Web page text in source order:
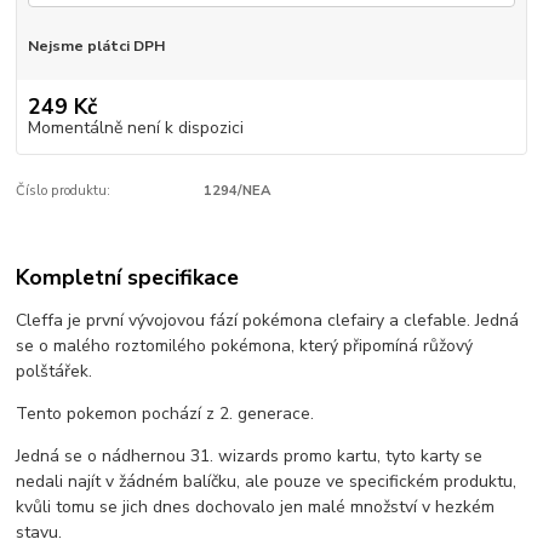
Nejsme plátci DPH
249 Kč
Momentálně není k dispozici
Číslo produktu: 1294/NEA
Kompletní specifikace
Cleffa je první vývojovou fází pokémona clefairy a clefable. Jedná
se o malého roztomilého pokémona, který připomíná růžový
polštářek.
Tento pokemon pochází z 2. generace.
Jedná se o nádhernou 31. wizards promo kartu, tyto karty se
nedali najít v žádném balíčku, ale pouze ve specifickém produktu,
kvůli tomu se jich dnes dochovalo jen malé množství v hezkém
stavu.